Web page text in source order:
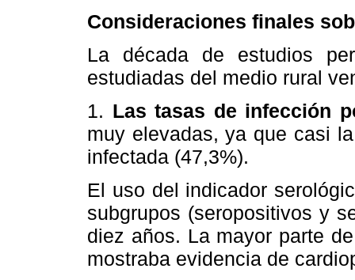
Consideraciones finales
La década de estudios
estudiadas del medio rural
1. Las tasas de infección
muy elevadas, ya que casi
infectada (47,3%).
El uso del indicador
subgrupos (seropositivos y
diez años. La mayor parte
mostraba evidencia de